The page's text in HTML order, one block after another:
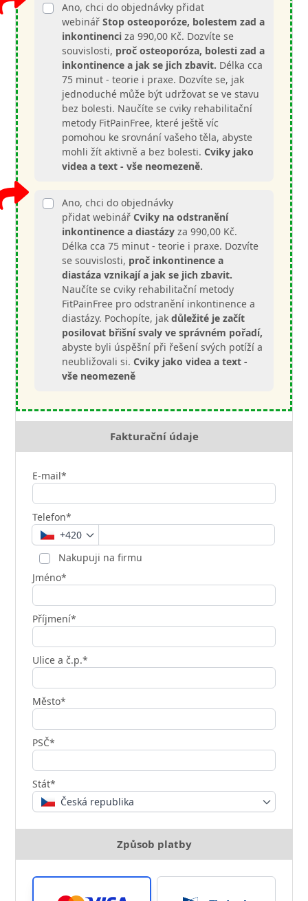
Ano, chci do objednávky přidat
webinářStop osteoporóze, bolestem zad a
inkontinenci za 990,00 Kč. Dozvíte se
souvislosti, proč osteoporóza, bolesti zad a
inkontinence a jak se jich zbavit. Délka cca
75 minut - teorie i praxe. Dozvíte se, jak
jednoduché může být udržovat se ve stavu
bez bolesti. Naučíte se cviky rehabilitační
metody FitPainFree, které ještě víc
pomohou ke srovnání vašeho těla, abyste
mohli žít aktivně a bez bolesti.Cviky jako
videa a text - vše neomezeně.
Ano, chci do objednávky
přidat webinář Cviky na odstranění
inkontinence a diastázy za 990,00 Kč.
Délka cca 75 minut - teorie i praxe. Dozvíte
se souvislosti, proč inkontinence a
diastáza vznikají a jak se jich zbavit.
Naučíte se cviky rehabilitační metody
FitPainFree pro odstranění inkontinence a
diastázy. Pochopíte, jakdůležité je začít
posilovat břišní svaly ve správném pořadí,
abyste byli úspěšní při řešení svých potíží a
neubližovali si.Cviky jako videa a text -
vše neomezeně
Fakturační údaje
E-mail*
Telefon*
+420
Nakupuji na firmu
Jméno*
Příjmení*
Ulice a č.p.*
Město*
PSČ*
Stát*
Česká republika
Způsob platby